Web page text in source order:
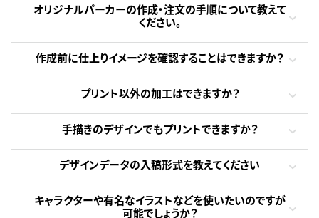
オリジナルパーカーの作成・注文の手順について教えて
ください。
作成前に仕上りイメージを確認することはできますか？
プリント以外の加工はできますか？
手描きのデザインでもプリントできますか？
デザインデータの入稿形式を教えてください
キャラクターや有名なイラストなどを使いたいのですが
可能でしょうか？